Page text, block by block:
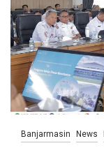
Banjarmasin News